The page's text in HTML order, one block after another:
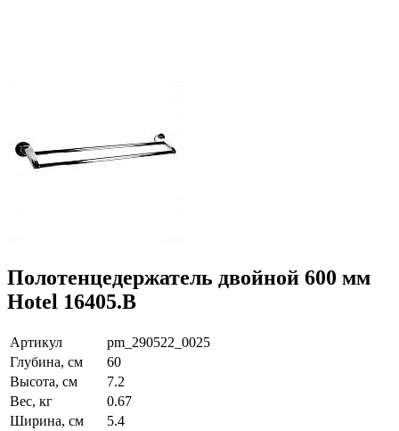
Полотенцедержатель двойной 600 мм
Hotel 16405.B
Артикул
pm_290522_0025
Глубина, см
60
Высота, см
7.2
Вес, кг
0.67
Ширина, см
5.4